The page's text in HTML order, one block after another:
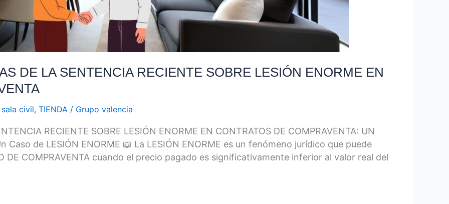
DE LA SENTENCIA RECIENTE SOBRE LESIÓN ENORME EN
civil, TIENDA / Grupo valencia
RECIENTE SOBRE LESIÓN ENORME EN CONTRATOS DE COMPRAVENTA: UN
Caso de LESIÓN ENORME 📖 La LESIÓN ENORME es un fenómeno jurídico que puede
DE COMPRAVENTA cuando el precio pagado es significativamente inferior al valor real del